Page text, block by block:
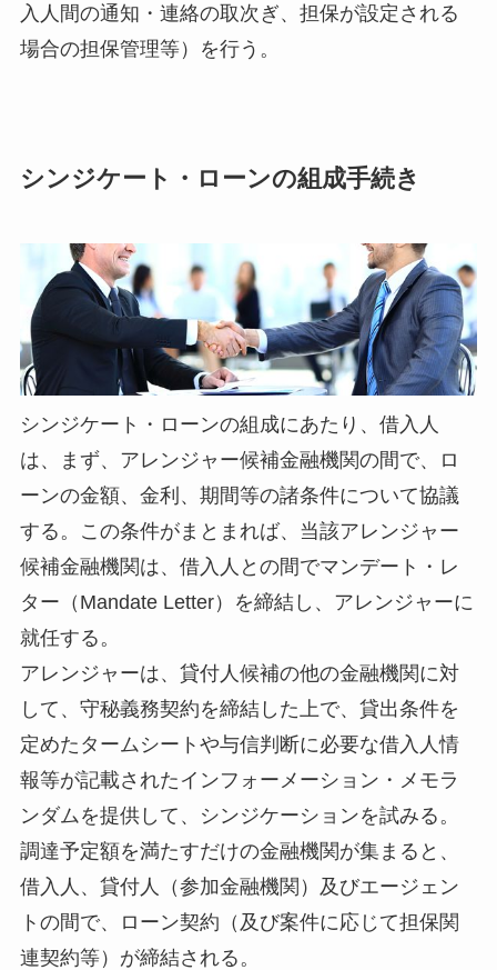
入人間の通知・連絡の取次ぎ、担保が設定される
場合の担保管理等）を行う。
シンジケート・ローンの組成手続き
シンジケート・ローンの組成にあたり、借入人
は、まず、アレンジャー候補金融機関の間で、ロ
ーンの金額、金利、期間等の諸条件について協議
する。この条件がまとまれば、当該アレンジャー
候補金融機関は、借入人との間でマンデート・レ
ター（Mandate Letter）を締結し、アレンジャーに
就任する。
アレンジャーは、貸付人候補の他の金融機関に対
して、守秘義務契約を締結した上で、貸出条件を
定めたタームシートや与信判断に必要な借入人情
報等が記載されたインフォーメーション・メモラ
ンダムを提供して、シンジケーションを試みる。
調達予定額を満たすだけの金融機関が集まると、
借入人、貸付人（参加金融機関）及びエージェン
トの間で、ローン契約（及び案件に応じて担保関
連契約等）が締結される。